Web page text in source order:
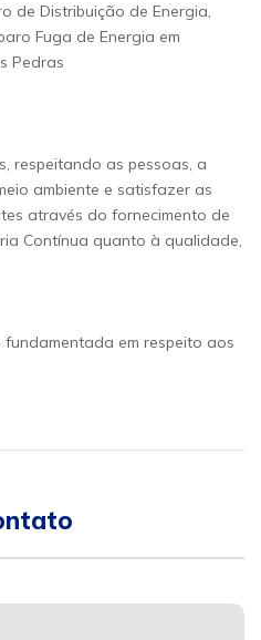
de Distribuição de Energia,
Fuga de Energia em
Pedras
respeitando as pessoas, a
ambiente e satisfazer as
através do fornecimento de
Contínua quanto à qualidade,
fundamentada em respeito aos